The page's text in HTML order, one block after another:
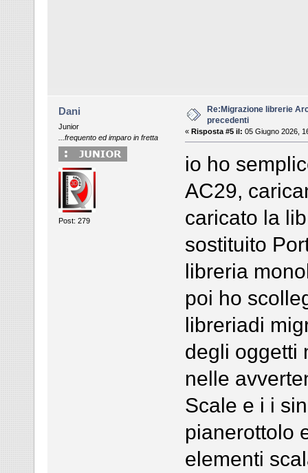
Dani
Junior
...frequento ed imparo in fretta
Post: 279
Re:Migrazione librerie
precedenti
« Risposta #5 il: 05 Giugno 2026,
io ho
AC29,
caricato la
sostituito
libreria
poi ho
libreriadi
degli oggetti
nelle
Scale e i i
pianerottolo
elementi